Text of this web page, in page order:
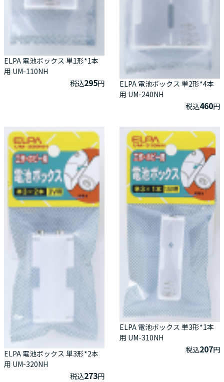
ELPA 電池ボックス 単1形*1本
用 UM-110NH
税込295円
ELPA 電池ボックス 単2形*4本
用 UM-240NH
税込460円
ELPA 電池ボックス 単3形*2本
用 UM-320NH
税込273円
ELPA 電池ボックス 単3形*1本
用 UM-310NH
税込207円